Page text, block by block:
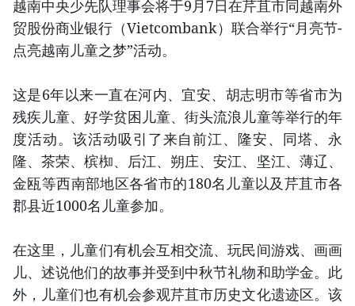
越南中央少先队理事会将于9月7日在芹苴市同越南外
贸股份商业银行（Vietcombank）联合举行“月亮节-
点亮越南儿童之梦”活动。
这是6年以来一直在河内、宜安、胡志明市等省市为
残疾儿童、好学贫困儿童、街头流浪儿童等举行的年
度活动。该活动吸引了来自前江、隆安、同塔、永
隆、茶荣、槟椥、后江、朔庄、安江、坚江、薄辽、
金瓯等西南部地区各省市的180名儿童以及芹苴市各
郡县近1000名儿童参加。
在这里，儿童们有机会互相交流、玩民间游戏、画画
儿、述说他们的故事并受到中秋节礼物和助学金。此
外，儿童们也有机会参观芹苴市历史文化遗迹区。该